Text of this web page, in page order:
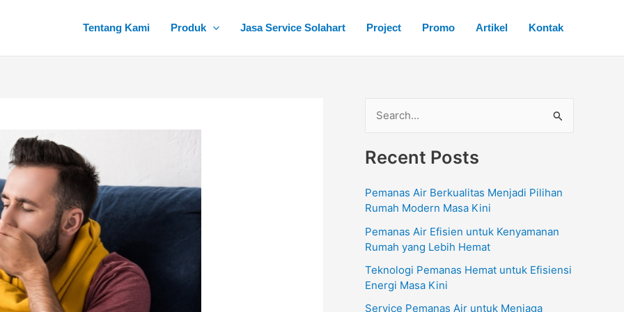
Tentang Kami Produk Jasa Service Solahart Project Promo Artikel Kontak
a
c
f
o
r
:
Recent Posts
Pemanas Air Berkualitas Menjadi Pilihan
Rumah Modern Masa Kini
Pemanas Air Efisien untuk Kenyamanan
Rumah yang Lebih Hemat
Teknologi Pemanas Hemat untuk Efisiensi
Energi Masa Kini
Service Pemanas Air untuk Menjaga